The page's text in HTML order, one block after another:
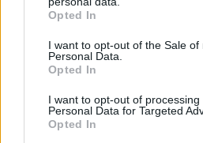
grant or deny consent to Google
use your data for below specified
consent section.
Opted In
I want to opt-out of the Sale of
Personal Data.
Opted In
I want to opt-out of processing
Personal Data for Targeted
Opted In
Η Ευρυδίκη Βαλαβάνη
Μόργκαν και τον γιο τους και
πολυτέλεια»
Linktour ALUMI: Το πιο έξυπνο
τιμή έκπληξη - Δείτε το video
πριν 12 λεπτά
πριν 13 λεπτά